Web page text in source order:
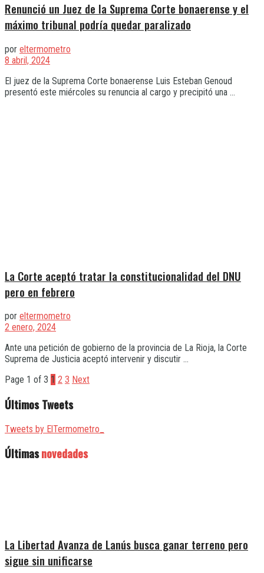
Renunció un Juez de la Suprema Corte bonaerense y el
máximo tribunal podría quedar paralizado
por eltermometro
8 abril, 2024
El juez de la Suprema Corte bonaerense Luis Esteban Genoud
presentó este miércoles su renuncia al cargo y precipitó una ...
La Corte aceptó tratar la constitucionalidad del DNU
pero en febrero
por eltermometro
2 enero, 2024
Ante una petición de gobierno de la provincia de La Rioja, la Corte
Suprema de Justicia aceptó intervenir y discutir ...
Page 1 of 3 1 2 3 Next
Últimos Tweets
Tweets by ElTermometro_
Últimasnovedades
La Libertad Avanza de Lanús busca ganar terreno pero
sigue sin unificarse